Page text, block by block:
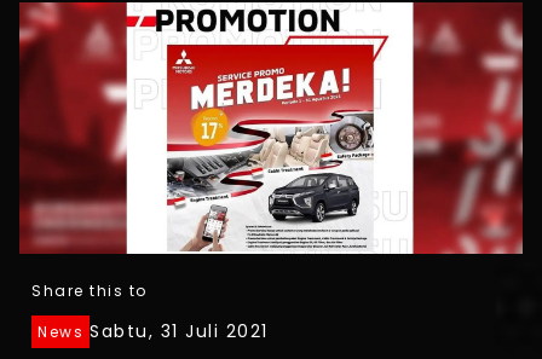
Share this to
News Sabtu, 31 Juli 2021